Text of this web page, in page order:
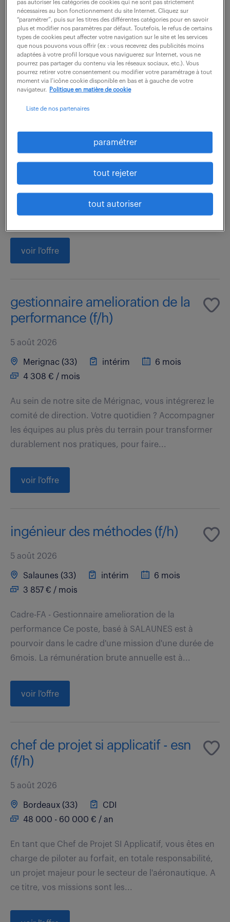
voir l'offre
ingénieur assurance qualité
projet / qa support project (h/f
5 août 2026
Martillac (33) intérim
6 mois
36 000 - 42 000 € / an
Le rôle de QA Project Support est un rôle pivot, à la
fois technique et opérationnel. Votre rôle consiste à
intégrer l'équipe QA Project, qui est dédiée au
lancement de projets pour les...
voir l'offre
gestionnaire amelioration de la
performance (f/h)
5 août 2026
Merignac (33) intérim
6 mois
4 308 € / mois
Au sein de notre site de Mérignac, vous intégrerez le
comité de direction. Votre quotidien ? Accompagner
les équipes au plus près du terrain pour transformer
durablement nos pratiques, pour faire...
voir l'offre
ingénieur des méthodes (f/h)
5 août 2026
Salaunes (33) intérim
6 mois
3 857 € / mois
Cadre-FA - Gestionnaire amelioration de la
performance Ce poste, basé à SALAUNES est à
pourvoir dans le cadre d'une mission d'une durée de
6mois. La rémunération brute annuelle est à...
voir l'offre
chef de projet si applicatif - esn
(f/h)
5 août 2026
Bordeaux (33)
CDI
48 000 - 60 000 € / an
En tant que Chef de Projet SI Applicatif, vous êtes en
charge de piloter au forfait, en totale responsabilité,
un projet majeur pour le secteur de l'aéronautique. A
ce titre, vos missions sont les...
pas autoriser les catégories de cookies qui ne sont pas strictement
nécessaires au bon fonctionnement du site Internet. Cliquez sur
“paramétrer”, puis sur les titres des différentes catégories pour en savoir
plus et modifier nos paramètres par défaut. Toutefois, le refus de certains
types de cookies peut affecter votre navigation sur le site et les services
que nous pouvons vous offrir (ex : vous recevrez des publicités moins
adaptées à votre profil lorsque vous naviguerez sur Internet, vous ne
pourrez pas partager du contenu via les réseaux sociaux, etc.). Vous
pourrez retirer votre consentement ou modifier votre paramétrage à tout
moment via l’icône cookie disponible en bas et à gauche de votre
navigateur.
Politique en matière de cookie
Liste de nos partenaires
paramétrer
tout rejeter
tout autoriser